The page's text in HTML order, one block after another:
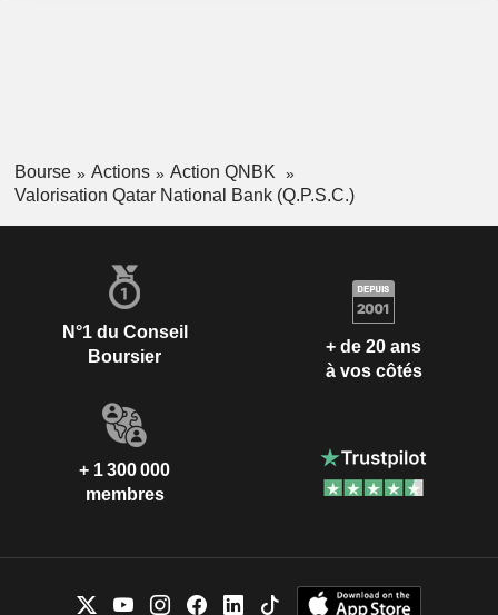
Bourse Actions
Action QNBK
Valorisation Qatar National Bank (Q.P.S.C.)
N°1 du Conseil
Boursier
+ de 20 ans
à vos côtés
+ 1 300 000
membres